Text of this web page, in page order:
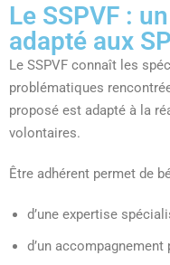
Le SSPVF :
adapté aux
Le SSPVF connaît les
problématiques
proposé est adapté à la
volontaires.
Être adhérent permet de
d’une expertise
d’un